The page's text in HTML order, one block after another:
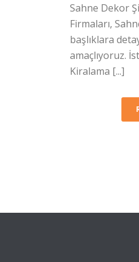
Sahne Dekor
Firmaları,
başlıklara
amaçlıyoruz.
Kiralama [...]